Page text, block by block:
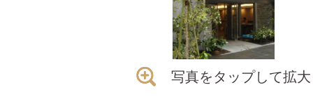
写真をタップして拡大